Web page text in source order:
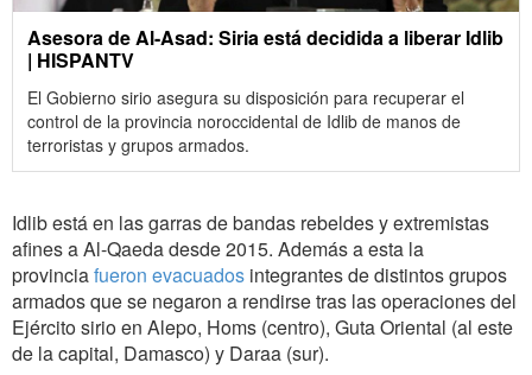
Asesora de Al-Asad: Siria está decidida a liberar Idlib
| HISPANTV
El Gobierno sirio asegura su disposición para recuperar el
control de la provincia noroccidental de Idlib de manos de
terroristas y grupos armados.
Idlib está en las garras de bandas rebeldes y extremistas
afines a Al-Qaeda desde 2015. Además a esta la
provinciafueron evacuados integrantes de distintos grupos
armados que se negaron a rendirse tras las operaciones del
Ejército sirio en Alepo, Homs (centro), Guta Oriental (al este
de la capital, Damasco) y Daraa (sur).